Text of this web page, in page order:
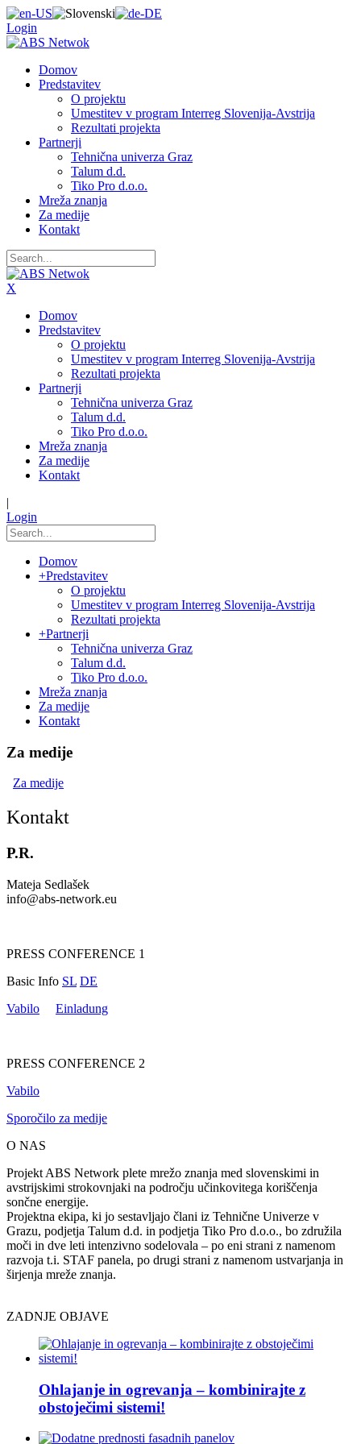
Login
Domov
Predstavitev
O projektu
Umestitev v program Interreg Slovenija-Avstrija
Rezultati projekta
Partnerji
Tehnična univerza Graz
Talum d.d.
Tiko Pro d.o.o.
Mreža znanja
Za medije
Kontakt
X
Domov
Predstavitev
O projektu
Umestitev v program Interreg Slovenija-Avstrija
Rezultati projekta
Partnerji
Tehnična univerza Graz
Talum d.d.
Tiko Pro d.o.o.
Mreža znanja
Za medije
Kontakt
|
Login
Domov
+Predstavitev
O projektu
Umestitev v program Interreg Slovenija-Avstrija
Rezultati projekta
+Partnerji
Tehnična univerza Graz
Talum d.d.
Tiko Pro d.o.o.
Mreža znanja
Za medije
Kontakt
Za medije
Za medije
Kontakt
P.R.
Mateja Sedlašek
info@abs-network.eu
PRESS CONFERENCE 1
Basic Info SL DE
Vabilo
Einladung
PRESS CONFERENCE 2
Vabilo
Sporočilo za medije
O NAS
Projekt ABS Network plete mrežo znanja med slovenskimi in
avstrijskimi strokovnjaki na področju učinkovitega koriščenja
sončne energije.
Projektna ekipa, ki jo sestavljajo člani iz Tehnične Univerze v
Grazu, podjetja Talum d.d. in podjetja Tiko Pro d.o.o., bo združila
moči in dve leti intenzivno sodelovala – po eni strani z namenom
razvoja t.i. STAF panela, po drugi strani z namenom ustvarjanja in
širjenja mreže znanja.
ZADNJE OBJAVE
Ohlajanje in ogrevanja – kombinirajte z
obstoječimi sistemi!